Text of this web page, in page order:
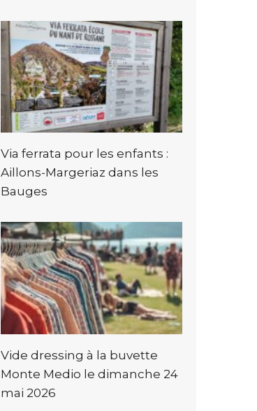
Via ferrata pour les enfants :
Aillons-Margeriaz dans les
Bauges
Vide dressing à la buvette
Monte Medio le dimanche 24
mai 2026